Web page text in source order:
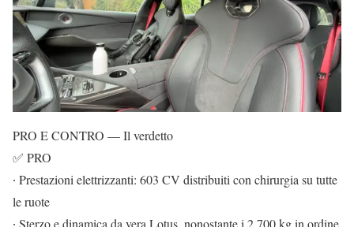
PRO E CONTRO — Il verdetto
✅ PRO
∙ Prestazioni elettrizzanti: 603 CV distribuiti con chirurgia su tutte
le ruote